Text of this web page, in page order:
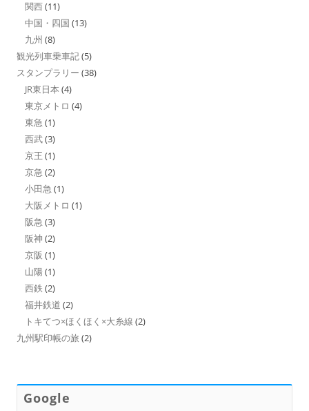
関西(11)
中国・四国 (13)
九州 (8)
観光列車乗車記(5)
スタンプラリー (38)
JR東日本 (4)
東京メトロ (4)
東急 (1)
西武(3)
京王 (1)
京急 (2)
小田急 (1)
大阪メトロ (1)
阪急 (3)
阪神 (2)
京阪 (1)
山陽 (1)
西鉄 (2)
福井鉄道 (2)
トキてつ×ほくほく×大糸線 (2)
九州駅印帳の旅 (2)
Google